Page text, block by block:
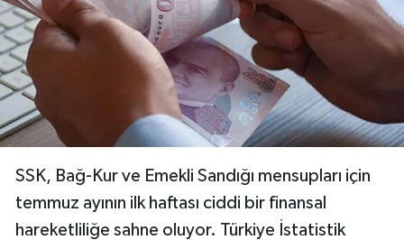
SSK, Bağ-Kur ve Emekli Sandığı mensupları için
temmuz ayının ilk haftası ciddi bir finansal
hareketliliğe sahne oluyor. Türkiye İstatistik